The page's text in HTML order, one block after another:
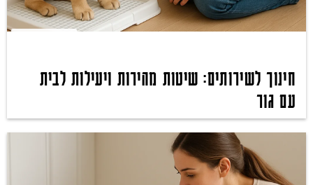
חינוך לשירותים: שיטות מהירות ויעילות לבית
עם גור